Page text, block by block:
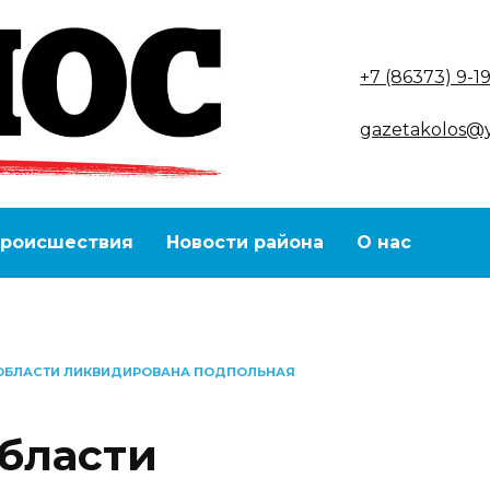
+7 (86373) 9-
Новости района О нас
ЛИКВИДИРОВАНА ПОДПОЛЬНАЯ